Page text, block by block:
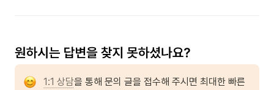
1:1 상담을 통해 문의 글을 접수해 주시면 최대한 빠른